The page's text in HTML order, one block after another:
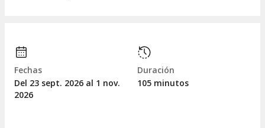
Fechas
Del 23 sept. 2026 al 1 nov.
2026
Duración
105 minutos